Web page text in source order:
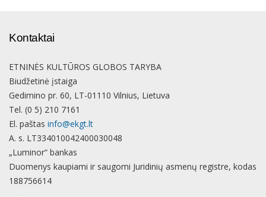
Kontaktai
ETNINĖS KULTŪROS GLOBOS TARYBA
Biudžetinė įstaiga
Gedimino pr. 60, LT-01110 Vilnius, Lietuva
Tel. (0 5) 210 7161
El. paštas info@ekgt.lt
A. s. LT334010042400030048
„Luminor“ bankas
Duomenys kaupiami ir saugomi Juridinių asmenų registre, kodas
188756614